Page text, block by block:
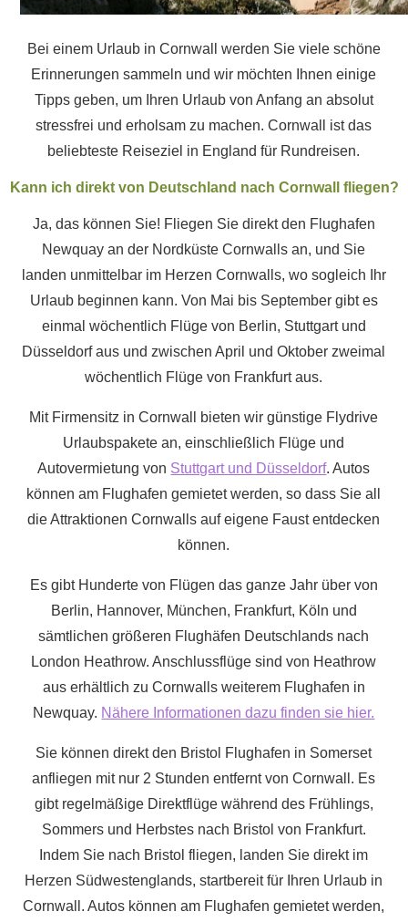
Bei einem Urlaub in Cornwall werden Sie viele schöne
Erinnerungen sammeln und wir möchten Ihnen einige
Tipps geben, um Ihren Urlaub von Anfang an absolut
stressfrei und erholsam zu machen. Cornwall ist das
beliebteste Reiseziel in England für Rundreisen.
Kann ich direkt von Deutschland nach Cornwall fliegen?
Ja, das können Sie! Fliegen Sie direkt den Flughafen
Newquay an der Nordküste Cornwalls an, und Sie
landen unmittelbar im Herzen Cornwalls, wo sogleich Ihr
Urlaub beginnen kann. Von Mai bis September gibt es
einmal wöchentlich Flüge von Berlin, Stuttgart und
Düsseldorf aus und zwischen April und Oktober zweimal
wöchentlich Flüge von Frankfurt aus.
Mit Firmensitz in Cornwall bieten wir günstige Flydrive
Urlaubspakete an, einschließlich Flüge und
Autovermietung von Stuttgart und Düsseldorf. Autos
können am Flughafen gemietet werden, so dass Sie all
die Attraktionen Cornwalls auf eigene Faust entdecken
können.
Es gibt Hunderte von Flügen das ganze Jahr über von
Berlin, Hannover, München, Frankfurt, Köln und
sämtlichen größeren Flughäfen Deutschlands nach
London Heathrow. Anschlussflüge sind von Heathrow
aus erhältlich zu Cornwalls weiterem Flughafen in
Newquay. Nähere Informationen dazu finden sie hier.
Sie können direkt den Bristol Flughafen in Somerset
anfliegen mit nur 2 Stunden entfernt von Cornwall. Es
gibt regelmäßige Direktflüge während des Frühlings,
Sommers und Herbstes nach Bristol von Frankfurt.
Indem Sie nach Bristol fliegen, landen Sie direkt im
Herzen Südwestenglands, startbereit für Ihren Urlaub in
Cornwall. Autos können am Flughafen gemietet werden,